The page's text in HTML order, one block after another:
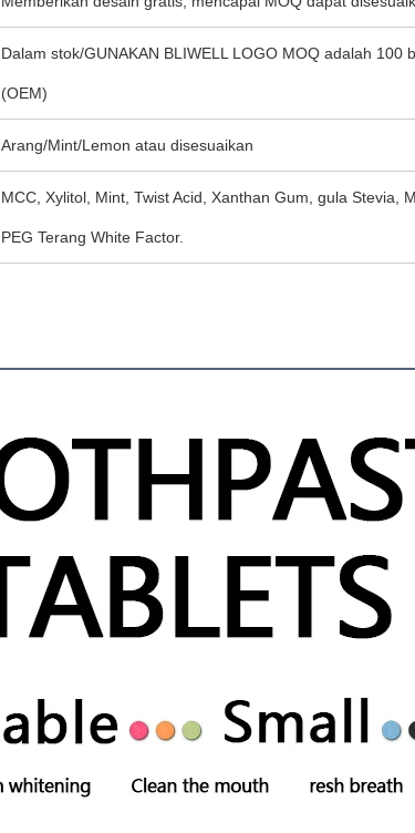
Dalam stok/GUNAKAN BLIWELL LOGO MOQ adalah 100
(OEM)
Arang/Mint/Lemon atau disesuaikan
MCC, Xylitol, Mint, Twist Acid, Xanthan Gum, gula Stevia,
PEG Terang White Factor.